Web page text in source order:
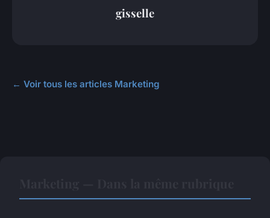
gisselle
← Voir tous les articles Marketing